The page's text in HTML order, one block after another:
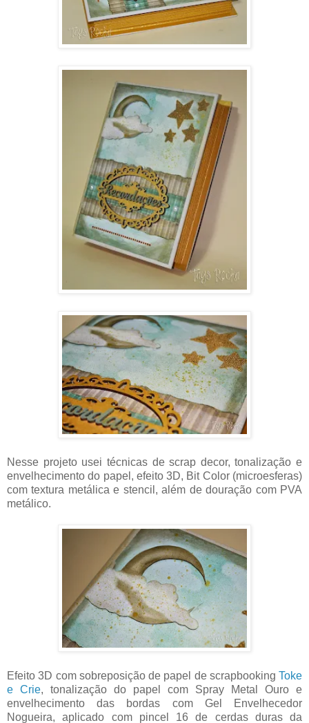
Nesse projeto usei técnicas de scrap decor, tonalização e
envelhecimento do papel, efeito 3D, Bit Color (microesferas)
com textura metálica e stencil, além de douração com PVA
metálico.
Efeito 3D com sobreposição de papel de scrapbooking Toke
e Crie, tonalização do papel com Spray Metal Ouro e
envelhecimento das bordas com Gel Envelhecedor
Nogueira, aplicado com pincel 16 de cerdas duras da